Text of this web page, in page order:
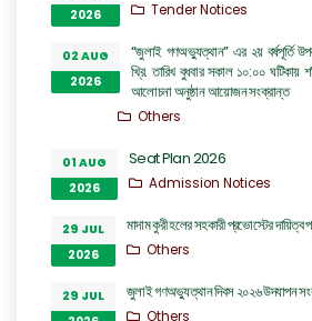
2026
Tender Notices
02 AUG
2026
“জুলাই গণঅভ্যুত্থান” এর ২য় বর্ষপূর্তি
খ্রি. তারিখ বুধবার সকাল ১০:০০ ঘটিকায়
আলোচনা অনুষ্ঠান আয়োজন সংক্রান্ত
Others
01 AUG
2026
Seat Plan 2026
Admission Notices
29 JUL
2026
মাদাম কুরী হলের সহকারী প্রভোস্টের
Others
29 JUL
জুলাই গণঅভ্যুত্থান দিবস ২০২৬ উদযাপন
Others